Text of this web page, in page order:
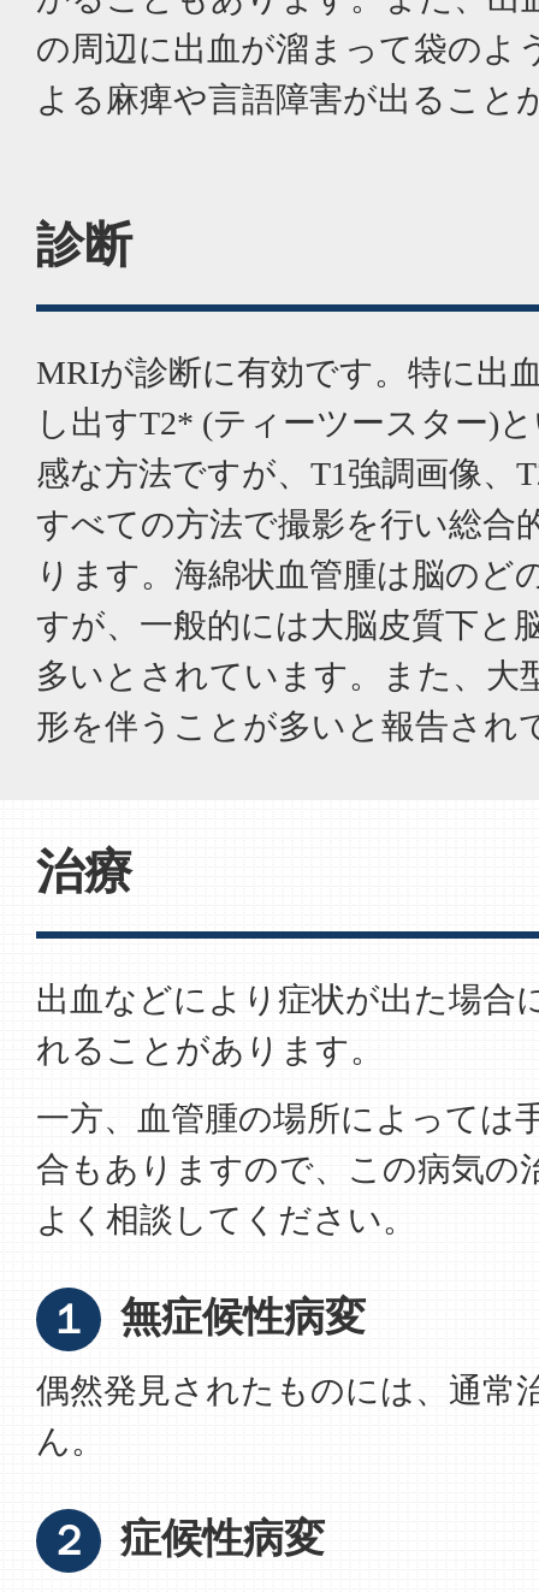
の周辺に出血が溜まって袋のよ
よる麻痺や言語障害が出ること
診断
MRIが診断に有効です。特に出
し出すT2* (ティーツースター)
感な方法ですが、T1強調画像、
すべての方法で撮影を行い総合
ります。海綿状血管腫は脳のど
すが、一般的には大脳皮質下と
多いとされています。また、大
形を伴うことが多いと報告され
治療
出血などにより症状が出た場合
れることがあります。
一方、血管腫の場所によっては
合もありますので、この病気の
よく相談してください。
１ 無症候性病変
偶然発見されたものには、通常
ん。
２ 症候性病変